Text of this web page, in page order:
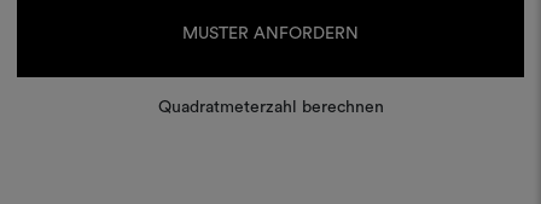
MUSTER ANFORDERN
Quadratmeterzahl berechnen